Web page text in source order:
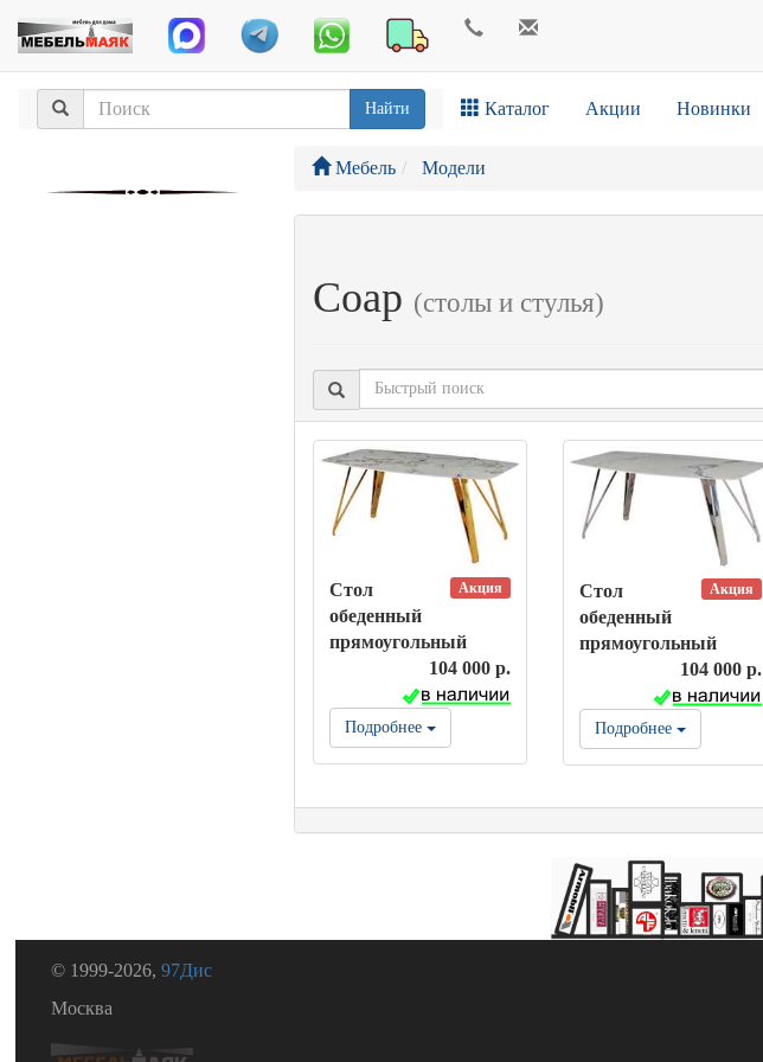
Найти Каталог Акции Новинки
Мебель Модели
Соар (столы и стулья)
Акция
Стол
обеденный
прямоугольный
104 000 р.
Подробнее
Акция
Стол
обеденный
прямоугольный
104 000 р.
Подробнее
© 1999-2026,97Дис
Москва